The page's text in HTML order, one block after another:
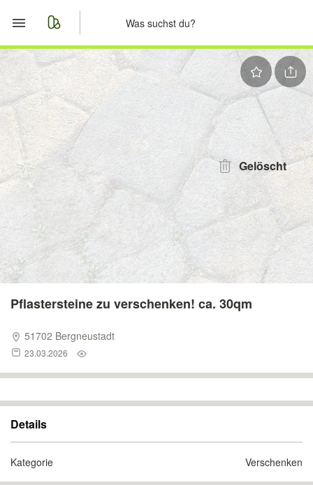
Start
Merkliste
Nachrichten
Anzeige aufgeben
Gelöscht
Pflastersteine zu verschenken! ca. 30qm
51702 Bergneustadt
23.03.2026
Details
Kategorie Verschenken